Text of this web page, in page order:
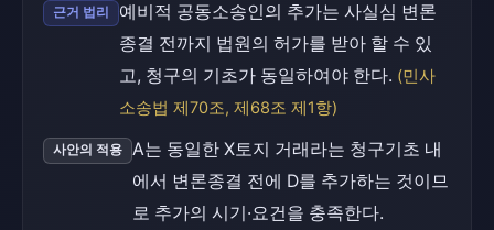
근거 법리
예비적 공동소송인의 추가는 사실심 변론
종결 전까지 법원의 허가를 받아 할 수 있
고, 청구의 기초가 동일하여야 한다. (민사
소송법 제70조, 제68조 제1항)
사안의 적용
A는 동일한 X토지 거래라는 청구기초 내
에서 변론종결 전에 D를 추가하는 것이므
로 추가의 시기·요건을 충족한다.